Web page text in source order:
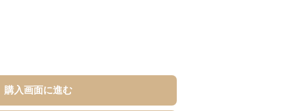
購入画面に進む